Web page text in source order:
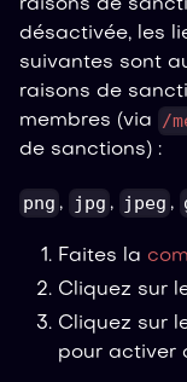
raisons de
désactivée, les
suivantes sont
raisons de
membres (via
/
de sanctions) :
png , jpg , jpeg ,
Faites la
Cliquez sur
Cliquez sur
pour activer